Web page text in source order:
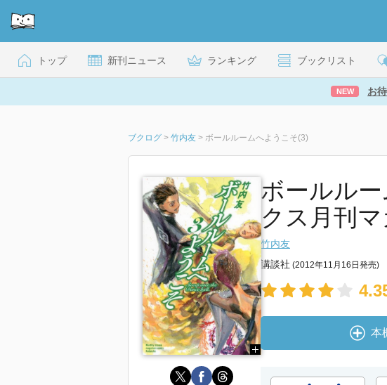
トップ 新刊ニュース ランキング ブックリスト
NEW お
ブクログ > 竹内友 > ボールルームへようこそ(3)
ボールル
クス月刊
竹内友
講談社 (2012年11月16日発売)
本